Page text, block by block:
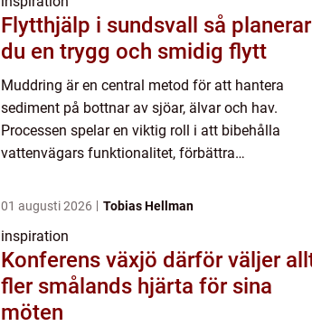
Flytthjälp i sundsvall så planerar
du en trygg och smidig flytt
Muddring är en central metod för att hantera
sediment på bottnar av sjöar, älvar och hav.
Processen spelar en viktig roll i att bibehålla
vattenvägars funktionalitet, förbättra
01 augusti 2026 Tobias Hellman
inspiration
Konferens växjö därför väljer allt
fler smålands hjärta för sina
möten